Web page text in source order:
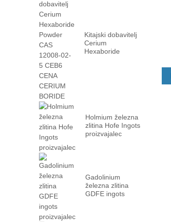
Kitajski dobavitelj
Cerium
Hexaboride
Holmium železna
zlitina Hofe Ingots
proizvajalec
Gadolinium
železna zlitina
GDFE ingots